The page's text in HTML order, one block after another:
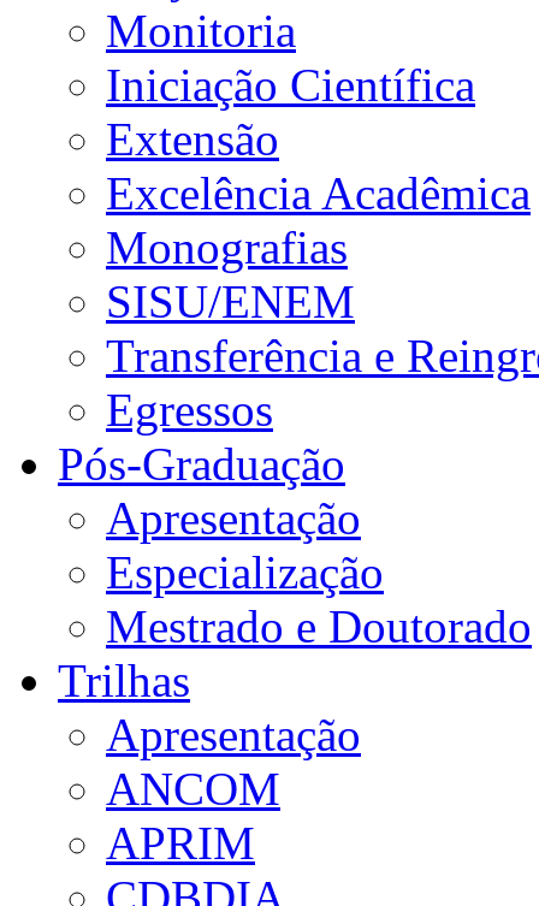
Monitoria
Iniciação Científica
Extensão
Excelência Acadêmica
Monografias
SISU/ENEM
Transferência e
Egressos
Pós-Graduação
Apresentação
Especialização
Mestrado e Doutorado
Trilhas
Apresentação
ANCOM
APRIM